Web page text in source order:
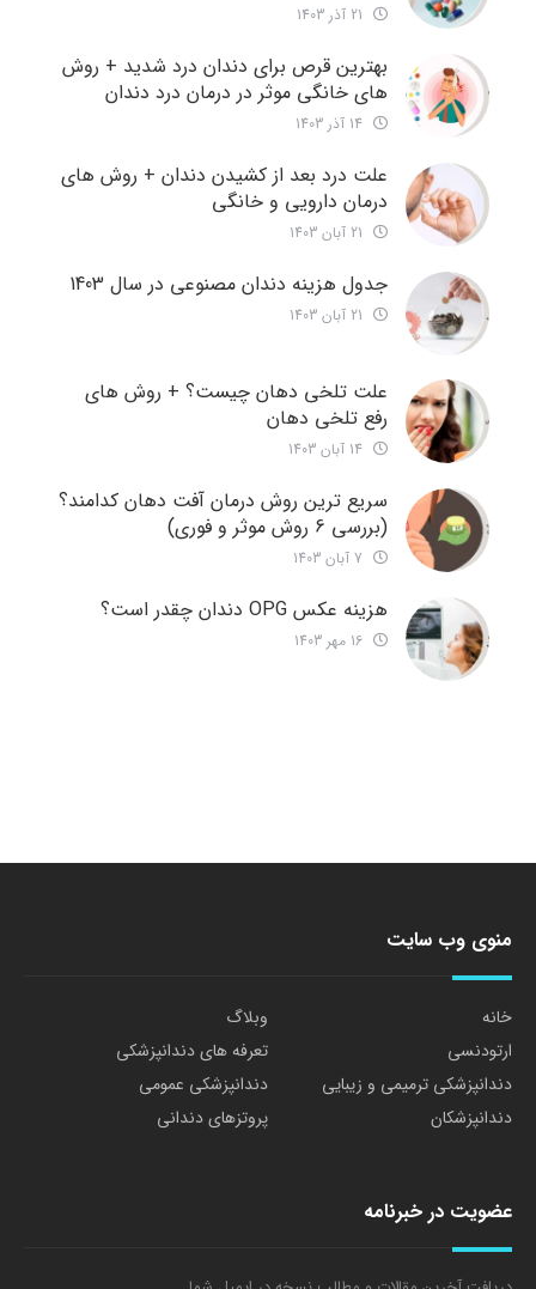
بهترین قرص برای دندان درد شدید + روش
های خانگی موثر در درمان درد دندان
علت درد بعد از کشیدن دندان + روش های
درمان دارویی و خانگی
جدول هزینه دندان مصنوعی در سال 1403
علت تلخی دهان چیست؟ + روش های
رفع تلخی دهان
سریع ترین روش درمان آفت دهان کدامند؟
(بررسی 6 روش موثر و فوری)
هزینه عکس OPG دندان چقدر است؟
منوی وب سایت
خانه
وبلاگ
ارتودنسی
تعرفه های دندانپزشکی
دندانپزشکی ترمیمی و زیبایی
دندانپزشکی عمومی
دندانپزشکان
پروتزهای دندانی
عضویت در خبرنامه